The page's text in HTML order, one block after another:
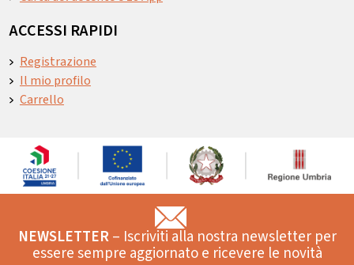
ACCESSI RAPIDI
Registrazione
Il mio profilo
Carrello
NEWSLETTER– Iscriviti alla nostra newsletter per
essere sempre aggiornato e ricevere le novità